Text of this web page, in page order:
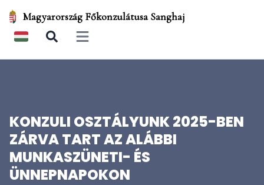
Magyarország Főkonzulátusa Sanghaj
Open main menu
KONZULI OSZTÁLYUNK 2025-BEN
ZÁRVA TART AZ ALÁBBI
MUNKASZÜNETI- ÉS
ÜNNEPNAPOKON